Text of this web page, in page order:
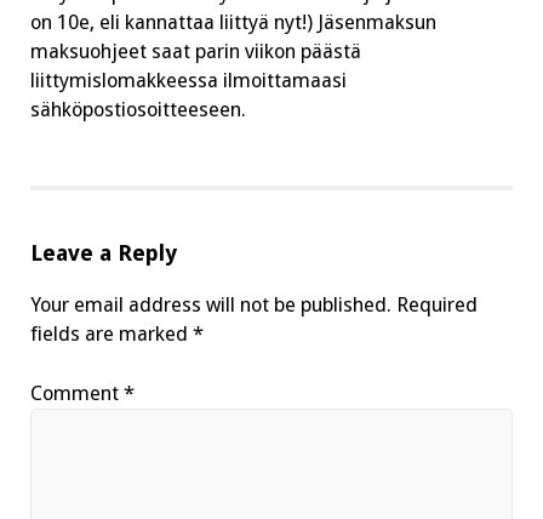
on 10e, eli kannattaa liittyä nyt!) Jäsenmaksun
maksuohjeet saat parin viikon päästä
liittymislomakkeessa ilmoittamaasi
sähköpostiosoitteeseen.
Leave a Reply
Your email address will not be published. Required
fields are marked *
Comment *